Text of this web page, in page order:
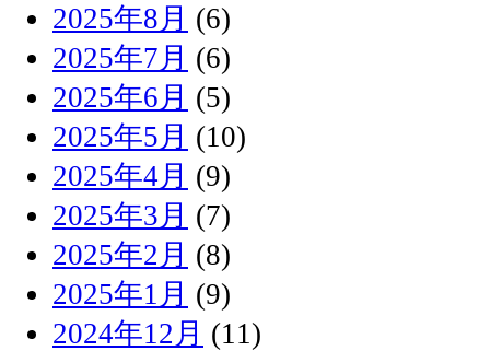
2025年8月 (6)
2025年7月 (6)
2025年6月 (5)
2025年5月 (10)
2025年4月 (9)
2025年3月 (7)
2025年2月 (8)
2025年1月 (9)
2024年12月 (11)